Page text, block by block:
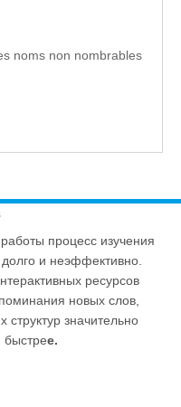
noms non nombrables
процесс изучения
долго и неэффективно.
ресурсов
новых слов,
структур значительно
быстрее.